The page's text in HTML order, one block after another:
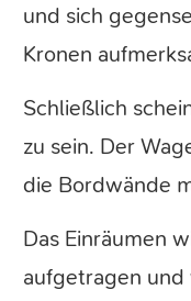
und sich
Kronen
Schließlich
zu sein. Der
die Bordwände
Das Einräumen
aufgetragen und